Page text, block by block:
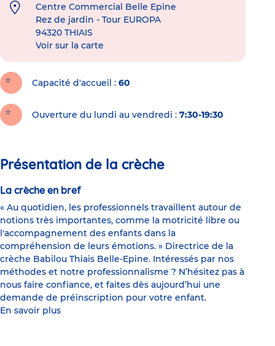
Centre Commercial Belle Epine
Rez de jardin - Tour EUROPA
94320 THIAIS
Voir sur la carte
Capacité d'accueil 60
Ouverture du lundi au vendredi : 7:30-19:30
Présentation de la crèche
La crèche en bref
« Au quotidien, les professionnels travaillent autour de
notions très importantes, comme la motricité libre ou
l'accompagnement des enfants dans la
compréhension de leurs émotions. » Directrice de la
crèche Babilou Thiais Belle-Epine. Intéressés par nos
méthodes et notre professionnalisme ? N’hésitez pas à
nous faire confiance, et faites dès aujourd’hui une
demande de préinscription pour votre enfant.
En savoir plus